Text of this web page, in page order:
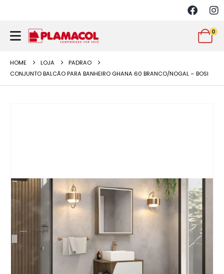
0
HOME LOJA
PADRAO
CONJUNTO BALCÃO PARA BANHEIRO GHANA 60 BRANCO/NOGAL – BOSI